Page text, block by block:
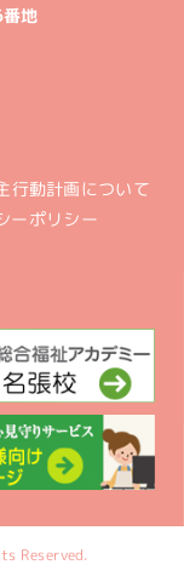
地
行動計画について
ーポリシー
Reserved.